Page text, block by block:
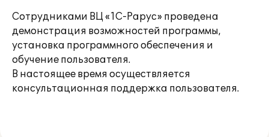
Сотрудниками ВЦ «1С-Рарус» проведена
демонстрация возможностей программы,
установка программного обеспечения и
обучение пользователя.
В настоящее время осуществляется
консультационная поддержка пользователя.